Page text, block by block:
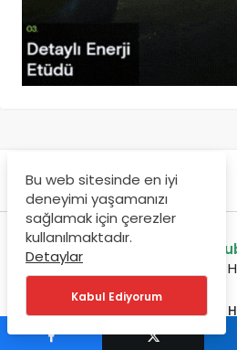
enerjibulteni.com bir
Copyright 2020, Tüm
Etkinlikler Jeotermal
Bu web sitesinde en iyi
deneyimi yaşamanızı
sağlamak için çerezler
kullanılmaktadır.
Detaylar
Kabul Ediyorum